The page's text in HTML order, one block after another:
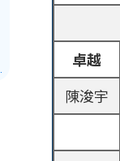
卓越
陳浚宇